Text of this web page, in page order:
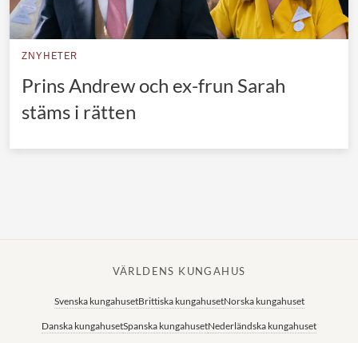
ZNYHETER
Prins Andrew och ex-frun Sarah
stäms i rätten
VÄRLDENS KUNGAHUS
Svenska kungahusetBrittiska kungahusetNorska kungahuset
Danska kungahusetSpanska kungahusetNederländska kungahuset